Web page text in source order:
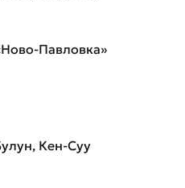
Павловка»
Кен-Суу